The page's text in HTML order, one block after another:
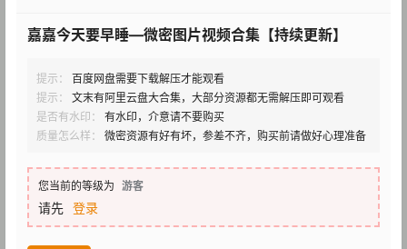
嘉嘉今天要早睡—微密图片视频合集【持续更新】
提示：
百度网盘需要下载解压才能观看
提示：
文末有阿里云盘大合集，大部分资源都无需解压即可观看
是否有水印：
有水印，介意请不要购买
质量怎么样：
微密资源有好有坏，参差不齐，购买前请做好心理准备
您当前的等级为 游客
请先 登录